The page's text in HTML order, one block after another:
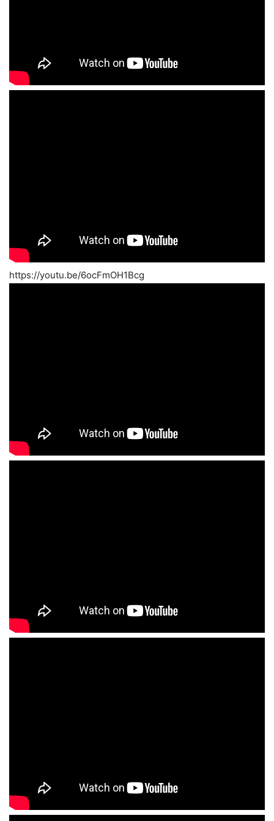
https://youtu.be/6ocFmOH1Bcg